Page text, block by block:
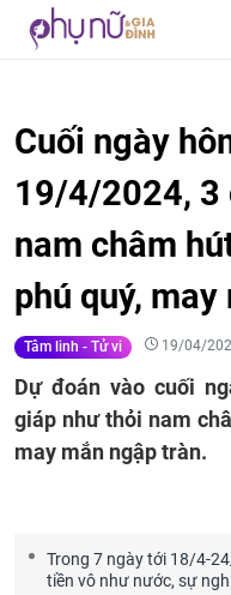
Cuối ngày
19/4/2024, 3
nam châm
phú quý,
Tâm linh - Tử vi 19/04/
Dự đoán vào cuối
giáp như thỏi nam
may mắn ngập tràn.
Trong 7 ngày tới 18/4-
tiền vô như nước, sự